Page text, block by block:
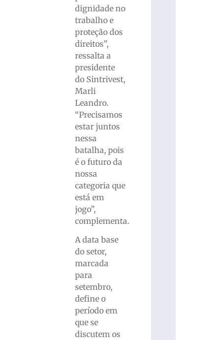
dignidade no
trabalho e
proteção dos
direitos”,
ressalta a
presidente
do Sintrivest,
Marli
Leandro.
“Precisamos
estar juntos
nessa
batalha, pois
é o futuro da
nossa
categoria que
está em
jogo”,
complementa.
A data base
do setor,
marcada
para
setembro,
define o
período em
que se
discutem os